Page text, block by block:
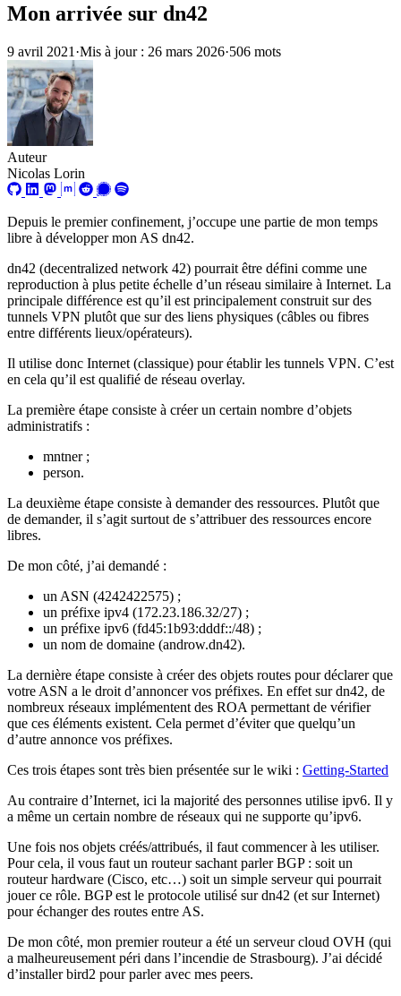
Mon arrivée sur dn42
9 avril 2021 ·Mis à jour : 26 mars 2026·506 mots
Auteur
Nicolas Lorin
Depuis le premier confinement, j’occupe une partie de mon temps
libre à développer mon AS dn42.
dn42 (decentralized network 42) pourrait être défini comme une
reproduction à plus petite échelle d’un réseau similaire à Internet. La
principale différence est qu’il est principalement construit sur des
tunnels VPN plutôt que sur des liens physiques (câbles ou fibres
entre différents lieux/opérateurs).
Il utilise donc Internet (classique) pour établir les tunnels VPN. C’est
en cela qu’il est qualifié de réseau overlay.
La première étape consiste à créer un certain nombre d’objets
administratifs :
mntner ;
person.
La deuxième étape consiste à demander des ressources. Plutôt que
de demander, il s’agit surtout de s’attribuer des ressources encore
libres.
De mon côté, j’ai demandé :
un ASN (4242422575) ;
un préfixe ipv4 (172.23.186.32/27) ;
un préfixe ipv6 (fd45:1b93:dddf::/48) ;
un nom de domaine (androw.dn42).
La dernière étape consiste à créer des objets routes pour déclarer que
votre ASN a le droit d’annoncer vos préfixes. En effet sur dn42, de
nombreux réseaux implémentent des ROA permettant de vérifier
que ces éléments existent. Cela permet d’éviter que quelqu’un
d’autre annonce vos préfixes.
Ces trois étapes sont très bien présentée sur le wiki : Getting-Started
Au contraire d’Internet, ici la majorité des personnes utilise ipv6. Il y
a même un certain nombre de réseaux qui ne supporte qu’ipv6.
Une fois nos objets créés/attribués, il faut commencer à les utiliser.
Pour cela, il vous faut un routeur sachant parler BGP : soit un
routeur hardware (Cisco, etc…) soit un simple serveur qui pourrait
jouer ce rôle. BGP est le protocole utilisé sur dn42 (et sur Internet)
pour échanger des routes entre AS.
De mon côté, mon premier routeur a été un serveur cloud OVH (qui
a malheureusement péri dans l’incendie de Strasbourg). J’ai décidé
d’installer bird2 pour parler avec mes peers.